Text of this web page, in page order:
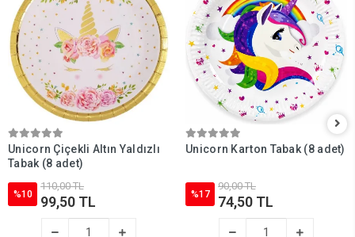
Unicorn Çiçekli Altın Yaldızlı
Tabak (8 adet)
%10
110,00 TL
99,50 TL
Unicorn Karton Tabak (8 adet)
%17
90,00 TL
74,50 TL